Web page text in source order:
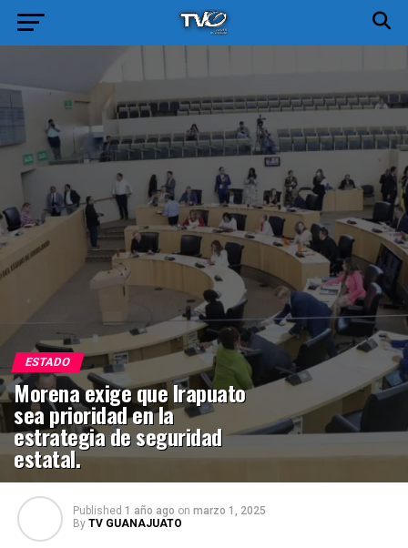
ESTADO
Morena exige que Irapuato
sea prioridad en la
estrategia de seguridad
estatal.
Published 1 año ago on marzo 1, 2025
By TV GUANAJUATO